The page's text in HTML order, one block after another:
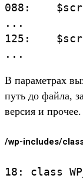
088:
...
125:
В параметрах
путь до файла,
версия и прочее.
/wp-includes/